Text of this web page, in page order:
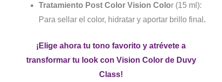
Tratamiento Post Color Vision Color (15 ml):
Para sellar el color, hidratar y aportar brillo final .
¡Elige ahora tu tono favorito y atrévete a
transformar tu look con Vision Color de Duvy
Class!